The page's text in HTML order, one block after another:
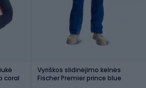
coral
Vyriškos slidinėjimo kelnės
Fischer Premier prince blue